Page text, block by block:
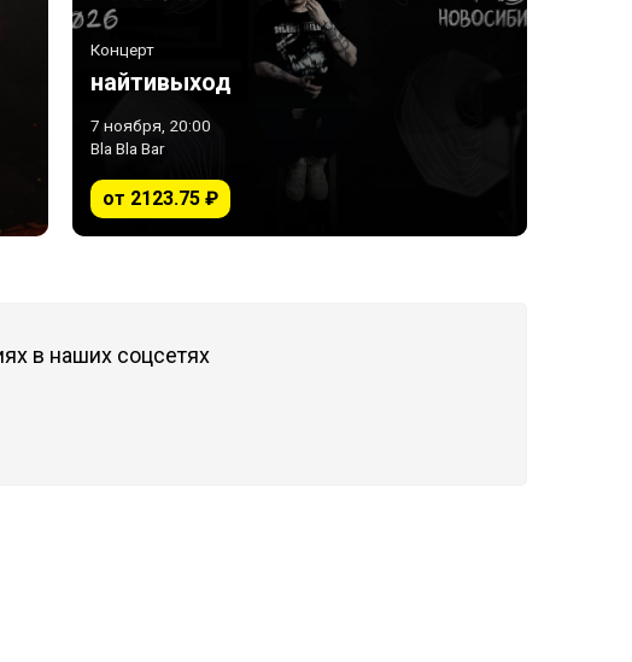
Концерт
найтивыход
7 ноября, 20:00
Bla Bla Bar
от 2123.75 ₽
в наших соцсетях